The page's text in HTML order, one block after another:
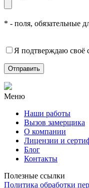
* - поля, обязательные
Я подтверждаю своё
Меню
Наши работы
Вызов замерщика
О компании
Лицензии и
Блог
Контакты
Полезные ссылки
Политика обработки